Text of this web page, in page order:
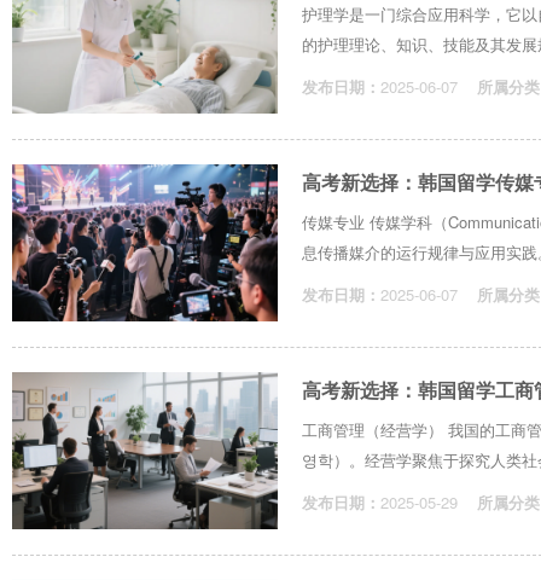
护理学是一门综合应用科学，它
的护理理论、知识、技能及其发
发布日期： 2025-06-07 所属分
高考新选择：韩国留学传媒
传媒专业 传媒学科（
息传播媒介的运行规律与应用实
发布日期： 2025-06-07 所属分
高考新选择：韩国留学工
工商管理（经营学） 我国的工商
영학）。经营学聚焦于探究人类
发布日期： 2025-05-29 所属分